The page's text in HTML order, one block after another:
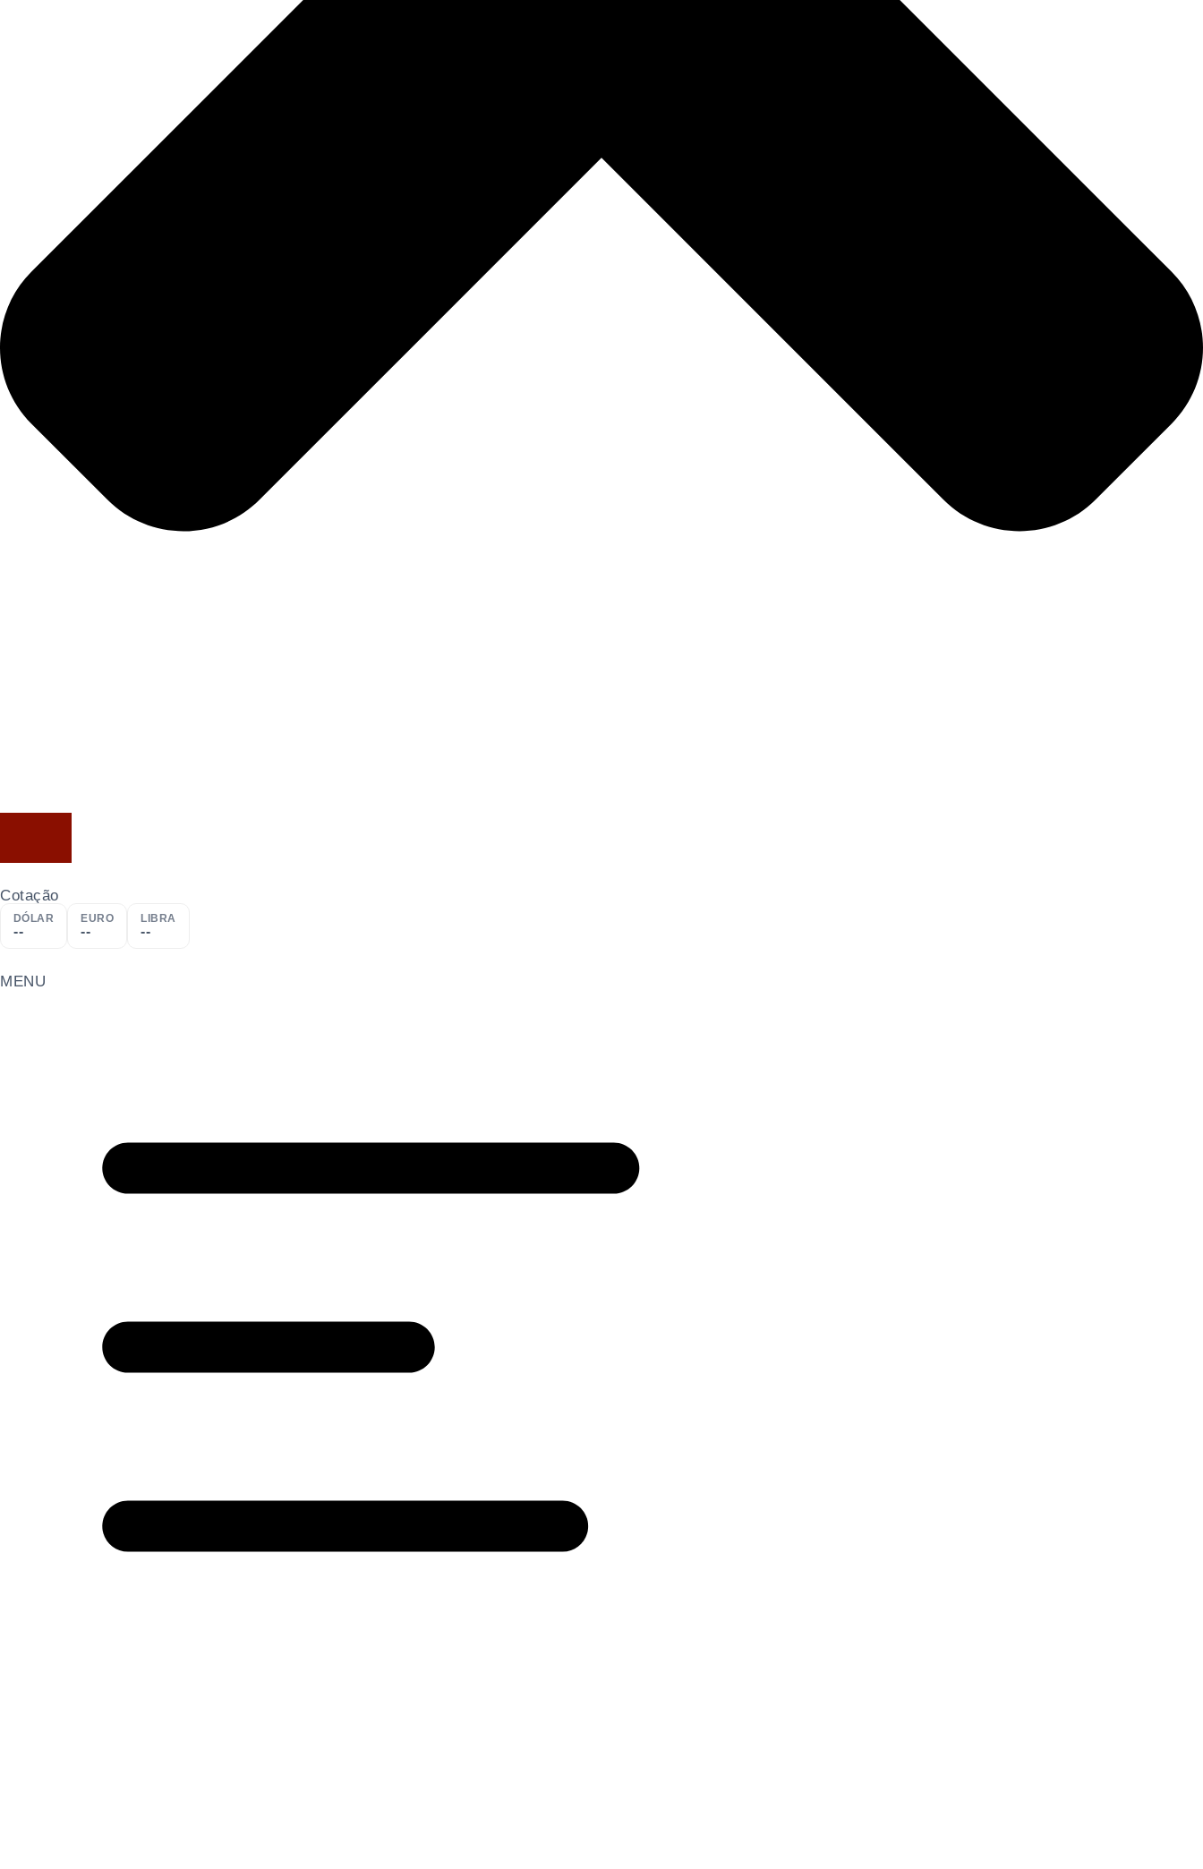
Cotação
DÓLAR
--
EURO
--
LIBRA
--
MENU